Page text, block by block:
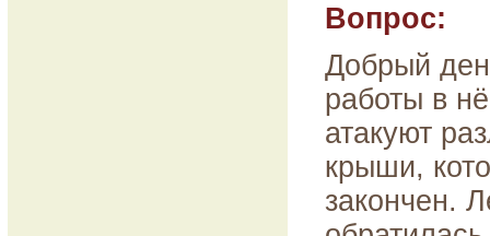
Вопрос:
Добрый
работы в
атакуют
крыши,
закончен.